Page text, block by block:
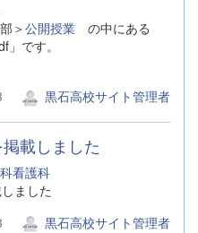
＞公開授業 の中にある
」です。
黒石高校サイト管理者
載しました
看護科
ました
黒石高校サイト管理者